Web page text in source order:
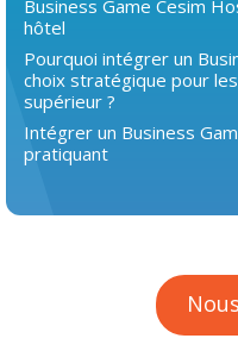
Business Game Cesim
hôtel
Pourquoi intégrer un
choix stratégique pour
supérieur ?
Intégrer un Business
pratiquant